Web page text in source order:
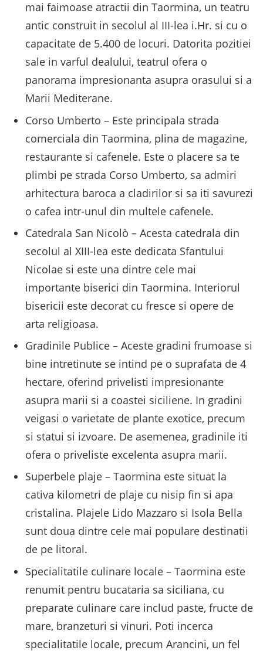
mai faimoase atractii din Taormina, un teatru
antic construit in secolul al III-lea i.Hr. si cu o
capacitate de 5.400 de locuri. Datorita pozitiei
sale in varful dealului, teatrul ofera o
panorama impresionanta asupra orasului si a
Marii Mediterane.
Corso Umberto – Este principala strada
comerciala din Taormina, plina de magazine,
restaurante si cafenele. Este o placere sa te
plimbi pe strada Corso Umberto, sa admiri
arhitectura baroca a cladirilor si sa iti savurezi
o cafea intr-unul din multele cafenele.
Catedrala San Nicolò – Acesta catedrala din
secolul al XIII-lea este dedicata Sfantului
Nicolae si este una dintre cele mai
importante biserici din Taormina. Interiorul
bisericii este decorat cu fresce si opere de
arta religioasa.
Gradinile Publice – Aceste gradini frumoase si
bine intretinute se intind pe o suprafata de 4
hectare, oferind privelisti impresionante
asupra marii si a coastei siciliene. In gradini
veigasi o varietate de plante exotice, precum
si statui si izvoare. De asemenea, gradinile iti
ofera o priveliste excelenta asupra marii.
Superbele plaje – Taormina este situat la
cativa kilometri de plaje cu nisip fin si apa
cristalina. Plajele Lido Mazzaro si Isola Bella
sunt doua dintre cele mai populare destinatii
de pe litoral.
Specialitatile culinare locale – Taormina este
renumit pentru bucataria sa siciliana, cu
preparate culinare care includ paste, fructe de
mare, branzeturi si vinuri. Poti incerca
specialitatile locale, precum Arancini, un fel